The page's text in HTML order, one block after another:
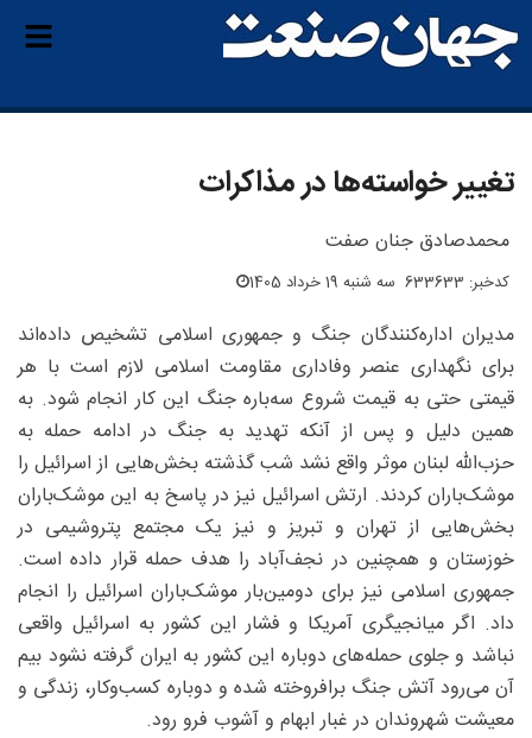
تغییر خواسته‌ها در مذاکرات
محمدصادق جنان صفت
کدخبر: 633633 سه شنبه 19 خرداد 1405
مدیران اداره‌کنندگان جنگ و جمهوری اسلامی تشخیص داده‌اند
برای نگهداری عنصر وفاداری مقاومت اسلامی لازم است با هر
قیمتی حتی به قیمت شروع سه‌باره جنگ این کار انجام شود. به
همین دلیل و پس از آنکه تهدید به جنگ در ادامه حمله به
حزب‌الله لبنان موثر واقع نشد شب گذشته بخش‌هایی از اسرائیل را
موشک‌باران کردند. ارتش اسرائیل نیز در پاسخ به این موشک‌باران
بخش‌هایی از تهران و تبریز و نیز یک مجتمع پتروشیمی در
خوزستان و همچنین در نجف‌آباد را هدف حمله قرار داده است.
جمهوری اسلامی نیز برای دومین‌بار موشک‌باران اسرائیل را انجام
داد. اگر میانجیگری آمریکا و فشار این کشور به اسرائیل واقعی
نباشد و جلوی حمله‌های دوباره این کشور به ایران گرفته نشود بیم
آن می‌رود آتش جنگ برافروخته شده و دوباره کسب‌وکار، زندگی و
معیشت شهروندان در غبار ابهام و آشوب فرو رود.